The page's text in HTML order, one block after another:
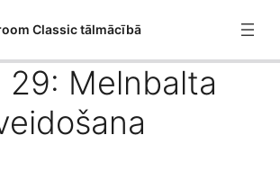
Classic tālmācībā
29: Melnbalta
Adobe Lightroom Classic